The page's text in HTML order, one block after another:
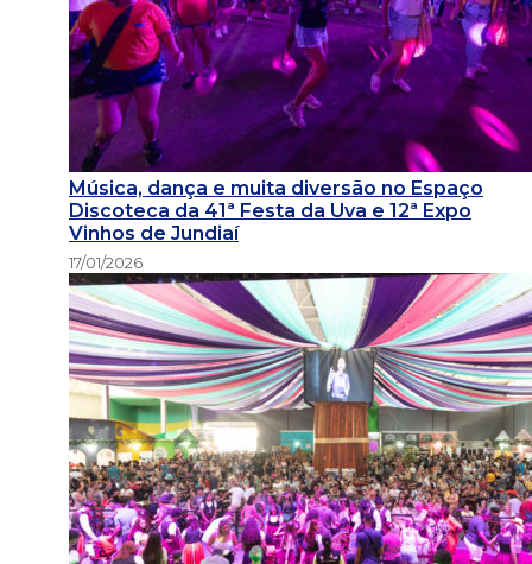
Música, dança e muita diversão no Espaço
Discoteca da 41ª Festa da Uva e 12ª Expo
Vinhos de Jundiaí
17/01/2026